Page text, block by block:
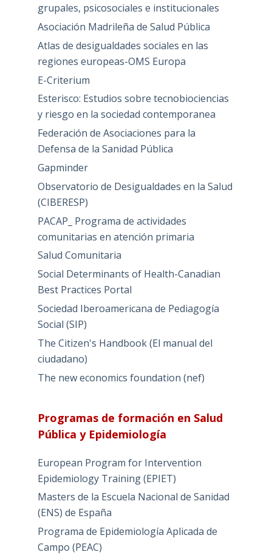
grupales, psicosociales e institucionales
Asociación Madrileña de Salud Pública
Atlas de desigualdades sociales en las
regiones europeas-OMS Europa
E-Criterium
Esterisco: Estudios sobre tecnobiociencias
y riesgo en la sociedad contemporanea
Federación de Asociaciones para la
Defensa de la Sanidad Pública
Gapminder
Observatorio de Desigualdades en la Salud
(CIBERESP)
PACAP_ Programa de actividades
comunitarias en atención primaria
Salud Comunitaria
Social Determinants of Health-Canadian
Best Practices Portal
Sociedad Iberoamericana de Pediagogía
Social (SIP)
The Citizen's Handbook (El manual del
ciudadano)
The new economics foundation (nef)
Programas de formación en Salud
Pública y Epidemiología
European Program for Intervention
Epidemiology Training (EPIET)
Masters de la Escuela Nacional de Sanidad
(ENS) de España
Programa de Epidemiología Aplicada de
Campo (PEAC)